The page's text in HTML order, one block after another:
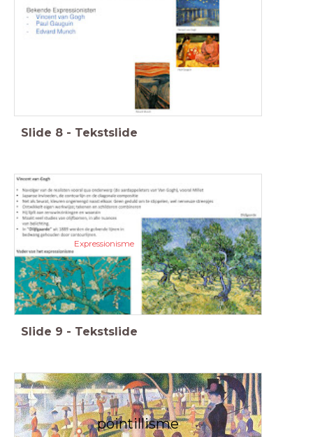
Slide 8 - Tekstslide
Expressionisme
Slide 9 - Tekstslide
pointillisme